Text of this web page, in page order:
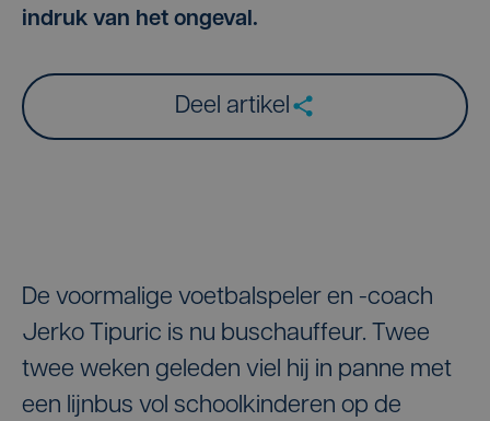
indruk van het ongeval.
Deel artikel
De voormalige voetbalspeler en -coach
Jerko Tipuric is nu buschauffeur. Twee
twee weken geleden viel hij in panne met
een lijnbus vol schoolkinderen op de